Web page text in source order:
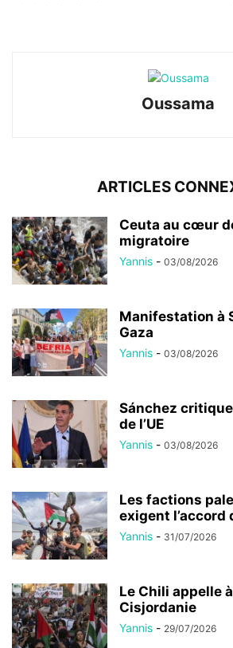
Oussama
ARTICLES
Ceuta au cœur
migratoire
Yannis - 03/08/2026
Manifestation à
Gaza
Yannis - 03/08/2026
Sánchez
de l’UE
Yannis - 03/08/2026
Les factions
exigent l’accord
Yannis - 31/07/2026
Le Chili appelle
Cisjordanie
Yannis - 29/07/2026